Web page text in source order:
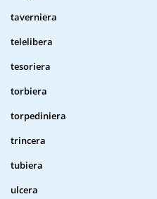
taverniera
telelibera
tesoriera
torbiera
torpediniera
trincera
tubiera
ulcera